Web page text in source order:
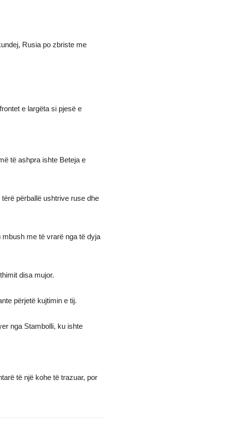
Rusia po zbriste me
e largëta si pjesë e
të ashpra ishte Beteja e
përballë ushtrive ruse dhe
me të vrarë nga të dyja
disa mujor.
përjetë kujtimin e tij.
nga Stambolli, ku ishte
të një kohe të trazuar, por